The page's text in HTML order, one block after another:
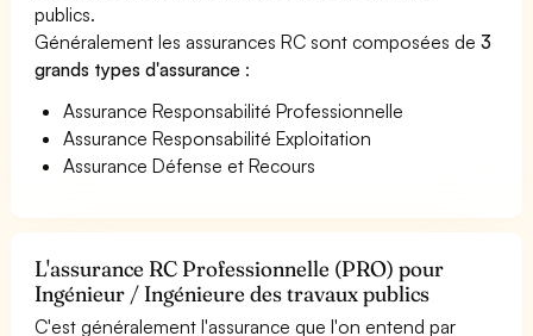
publics.
Généralement les assurances RC sont composées de3
grands types d'assurance :
Assurance Responsabilité Professionnelle
Assurance Responsabilité Exploitation
Assurance Défense et Recours
L'assurance RC Professionnelle (PRO) pour
Ingénieur / Ingénieure des travaux publics
C'est généralement l'assurance que l'on entend par